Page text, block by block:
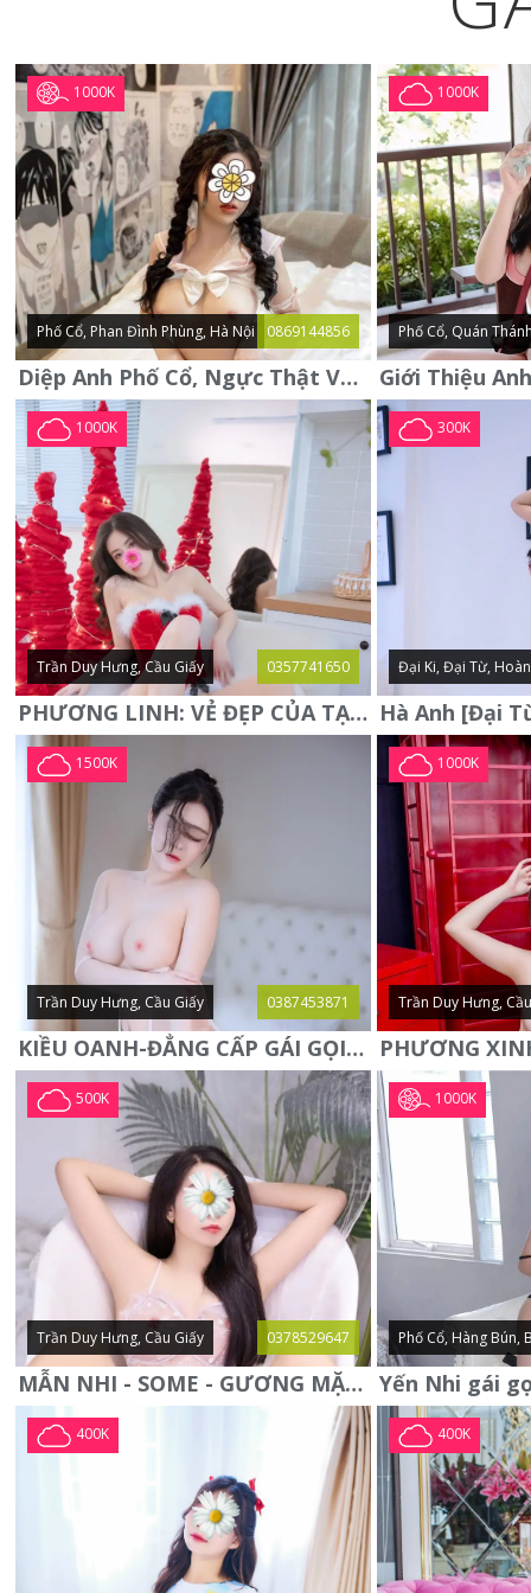
1000K
Phố Cổ, Phan Đình Phùng, Hà Nội 0869144856
Diệp Anh Phố Cổ, Ngực Thật Vú To Thơm Tho Quyến Rũ
1000K
Phố Cổ, Quán
1000K
Trần Duy Hưng, Cầu Giấy 0357741650
PHƯƠNG LINH: VẺ ĐẸP CỦA TẠO HÓA, XINH ĐẸP, SEXY, QUYỄN RŨ
300K
Đại Ki, Đại Từ,
1500K
Trần Duy Hưng, Cầu Giấy 0387453871
KIỀU OANH-ĐẲNG CẤP GÁI GỌI XINH SANG-NGOAN NGOÃN
1000K
Trần Duy Hưng,
500K
Trần Duy Hưng, Cầu Giấy 0378529647
MẪN NHI - SOME - GƯƠNG MẶT XINH XẮN -CỰC CHIỀU KHÁCH
1000K
Phố Cổ, Hàng Bún,
400K 400K